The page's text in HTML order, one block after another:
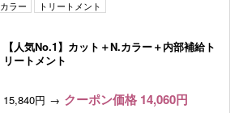
カラー トリートメント
【人気No.1】カット＋N.カラー＋内部補給ト
リートメント
15,840円 クーポン価格 14,060円